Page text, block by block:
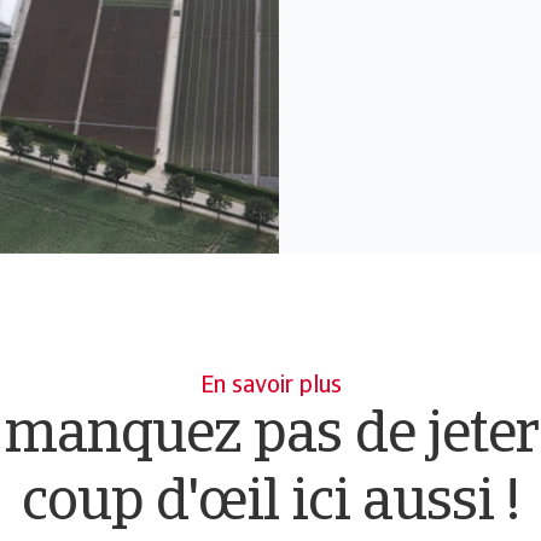
En savoir plus
pas de
coup d'œil ici aussi !